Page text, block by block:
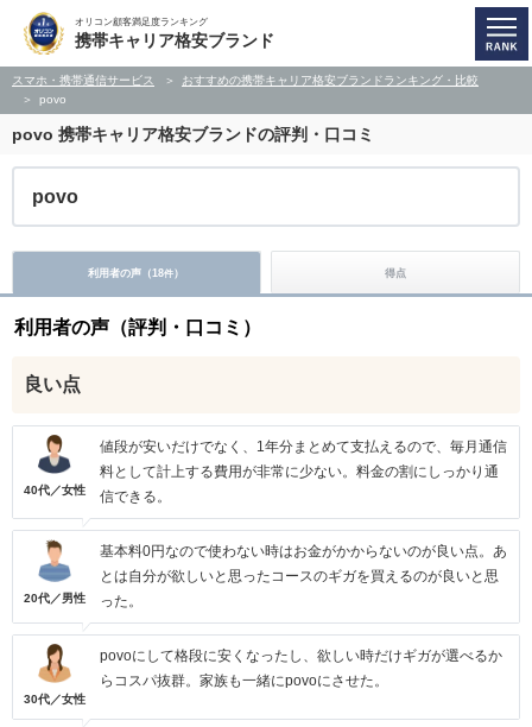
オリコン顧客満足度ランキング
携帯キャリア格安ブランド
スマホ・携帯通信サービス
おすすめの携帯キャリア格安ブランドランキング・比較
povo
povo 携帯キャリア格安ブランドの評判・口コミ
povo
利用者の声（18件） 得点
利用者の声（評判・口コミ）
良い点
40代／女性
値段が安いだけでなく、1年分まとめて支払えるので、毎月通信
料として計上する費用が非常に少ない。料金の割にしっかり通
信できる。
20代／男性
基本料0円なので使わない時はお金がかからないのが良い点。あ
とは自分が欲しいと思ったコースのギガを買えるのが良いと思
った。
30代／女性
povoにして格段に安くなったし、欲しい時だけギガが選べるか
らコスパ抜群。家族も一緒にpovoにさせた。